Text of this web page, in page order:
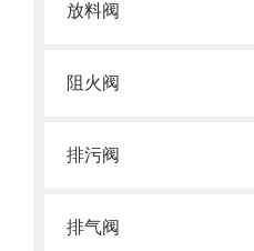
放料阀
阻火阀
排污阀
排气阀